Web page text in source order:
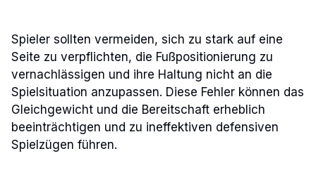
Spieler sollten vermeiden, sich zu stark auf eine
Seite zu verpflichten, die Fußpositionierung zu
vernachlässigen und ihre Haltung nicht an die
Spielsituation anzupassen. Diese Fehler können das
Gleichgewicht und die Bereitschaft erheblich
beeinträchtigen und zu ineffektiven defensiven
Spielzügen führen.